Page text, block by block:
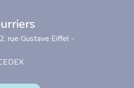
rue Gustave Eiffel -